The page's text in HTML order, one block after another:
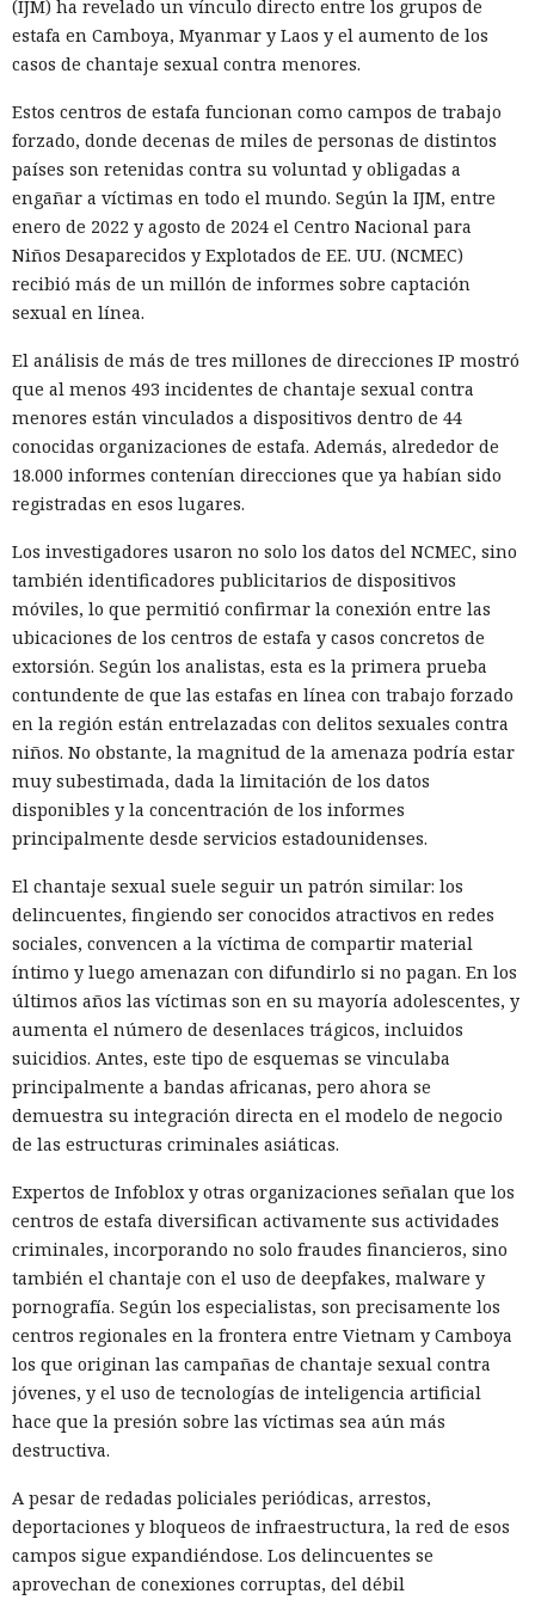
(IJM) ha revelado un vínculo directo entre los grupos de
estafa en Camboya, Myanmar y Laos y el aumento de los
casos de chantaje sexual contra menores.
Estos centros de estafa funcionan como campos de trabajo
forzado, donde decenas de miles de personas de distintos
países son retenidas contra su voluntad y obligadas a
engañar a víctimas en todo el mundo. Según la IJM, entre
enero de 2022 y agosto de 2024 el Centro Nacional para
Niños Desaparecidos y Explotados de EE. UU. (NCMEC)
recibió más de un millón de informes sobre captación
sexual en línea.
El análisis de más de tres millones de direcciones IP mostró
que al menos 493 incidentes de chantaje sexual contra
menores están vinculados a dispositivos dentro de 44
conocidas organizaciones de estafa. Además, alrededor de
18.000 informes contenían direcciones que ya habían sido
registradas en esos lugares.
Los investigadores usaron no solo los datos del NCMEC, sino
también identificadores publicitarios de dispositivos
móviles, lo que permitió confirmar la conexión entre las
ubicaciones de los centros de estafa y casos concretos de
extorsión. Según los analistas, esta es la primera prueba
contundente de que las estafas en línea con trabajo forzado
en la región están entrelazadas con delitos sexuales contra
niños. No obstante, la magnitud de la amenaza podría estar
muy subestimada, dada la limitación de los datos
disponibles y la concentración de los informes
principalmente desde servicios estadounidenses.
El chantaje sexual suele seguir un patrón similar: los
delincuentes, fingiendo ser conocidos atractivos en redes
sociales, convencen a la víctima de compartir material
íntimo y luego amenazan con difundirlo si no pagan. En los
últimos años las víctimas son en su mayoría adolescentes, y
aumenta el número de desenlaces trágicos, incluidos
suicidios. Antes, este tipo de esquemas se vinculaba
principalmente a bandas africanas, pero ahora se
demuestra su integración directa en el modelo de negocio
de las estructuras criminales asiáticas.
Expertos de Infoblox y otras organizaciones señalan que los
centros de estafa diversifican activamente sus actividades
criminales, incorporando no solo fraudes financieros, sino
también el chantaje con el uso de deepfakes, malware y
pornografía. Según los especialistas, son precisamente los
centros regionales en la frontera entre Vietnam y Camboya
los que originan las campañas de chantaje sexual contra
jóvenes, y el uso de tecnologías de inteligencia artificial
hace que la presión sobre las víctimas sea aún más
destructiva.
A pesar de redadas policiales periódicas, arrestos,
deportaciones y bloqueos de infraestructura, la red de esos
campos sigue expandiéndose. Los delincuentes se
aprovechan de conexiones corruptas, del débil